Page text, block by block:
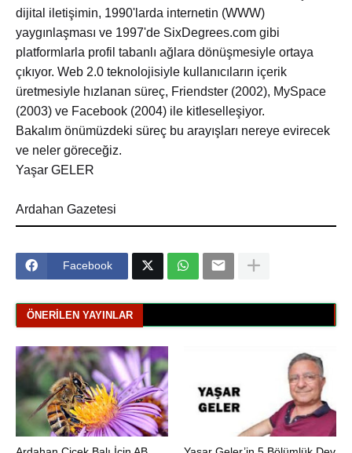
dijital iletişimin, 1990'larda internetin (WWW)
yaygınlaşması ve 1997'de SixDegrees.com gibi
platformlarla profil tabanlı ağlara dönüşmesiyle ortaya
çıkıyor. Web 2.0 teknolojisiyle kullanıcıların içerik
üretmesiyle hızlanan süreç, Friendster (2002), MySpace
(2003) ve Facebook (2004) ile kitleselleşiyor.
Bakalım önümüzdeki süreç bu arayışları nereye evirecek
ve neler göreceğiz.
Yaşar GELER
Ardahan Gazetesi
Facebook
ÖNERILEN YAYINLAR